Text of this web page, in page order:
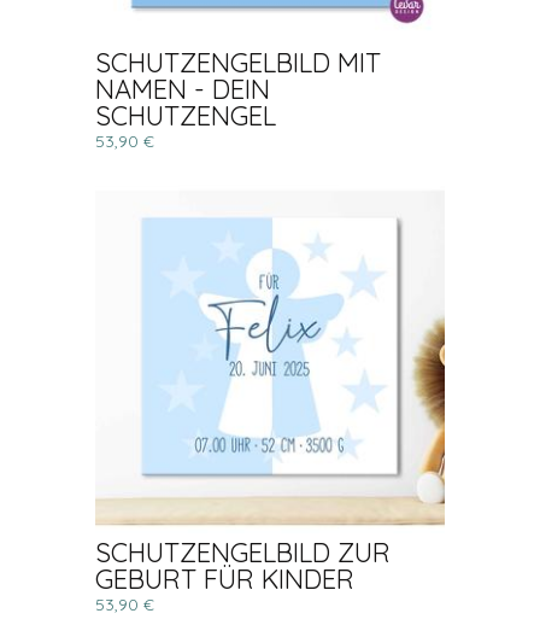
SCHUTZENGELBILD MIT
NAMEN - DEIN
SCHUTZENGEL
53,90 €
SCHUTZENGELBILD ZUR
GEBURT FÜR KINDER
53,90 €